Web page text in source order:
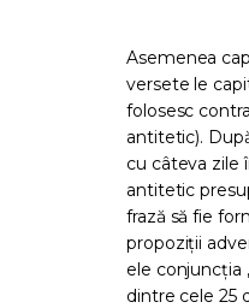
Asemenea
versete le
folosesc
antitetic).
cu câteva zile
antitetic
frază să fie
propoziții
ele conjuncția
dintre cele 25